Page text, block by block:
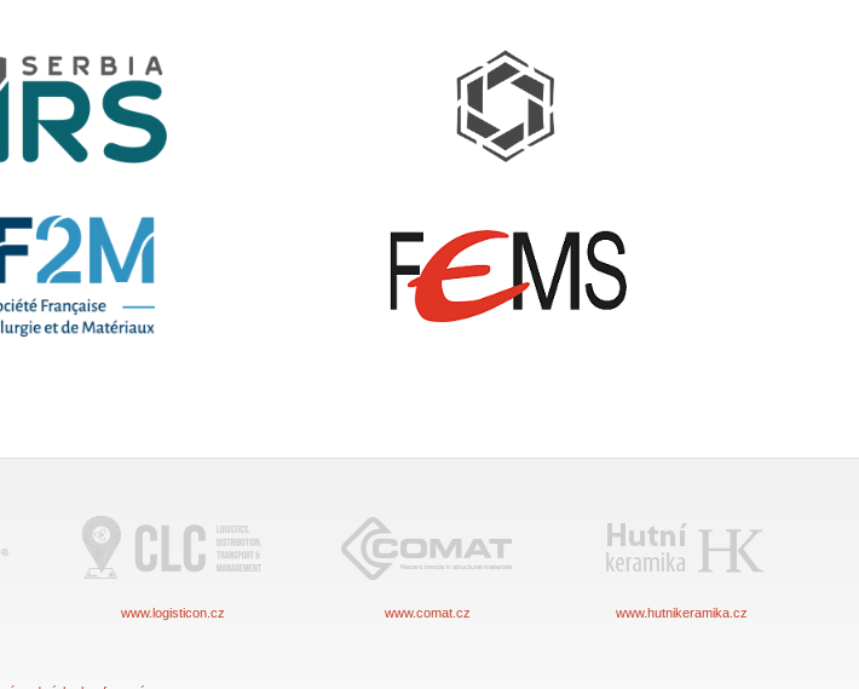
www.logisticon.cz www.comat.cz www.hutnikeramika.cz